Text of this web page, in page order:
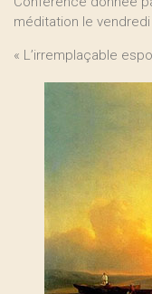
méditation le
« L’irremplaçable